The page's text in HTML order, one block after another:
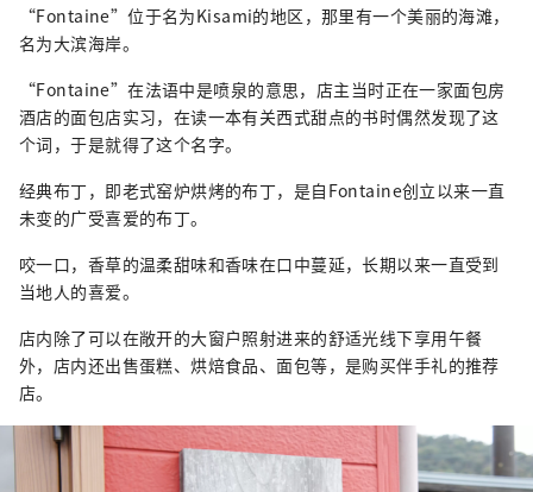
“Fontaine”位于名为Kisami的地区，那里有一个美丽的海滩，
名为大滨海岸。
“Fontaine”在法语中是喷泉的意思，店主当时正在一家面包房
酒店的面包店实习，在读一本有关西式甜点的书时偶然发现了这
个词，于是就得了这个名字。
经典布丁，即老式窑炉烘烤的布丁，是自Fontaine创立以来一直
未变的广受喜爱的布丁。
咬一口，香草的温柔甜味和香味在口中蔓延，长期以来一直受到
当地人的喜爱。
店内除了可以在敞开的大窗户照射进来的舒适光线下享用午餐
外，店内还出售蛋糕、烘焙食品、面包等，是购买伴手礼的推荐
店。